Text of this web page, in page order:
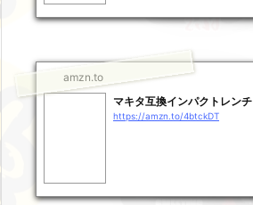
amzn.to
マキタ互換インパクトレンチ
https://amzn.to/4btckDT